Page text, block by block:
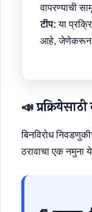
वापरण्याची
टीप: या
आहे, जेणेकरून
📣
बिनविरोध
ठरावाचा एक नमुना